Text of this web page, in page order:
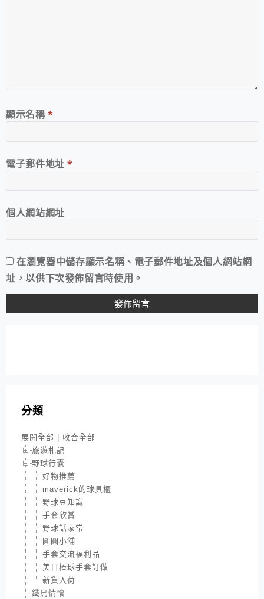
顯示名稱*
電子郵件地址*
個人網站網址
在瀏覽器中儲存顯示名稱、電子郵件地址及個人網站網
址，以供下次發佈留言時使用。
分類
展開全部 | 收合全部
旅遊札記
野球行囊
好物推薦
maverick的球具櫃
野球豆知識
手套欣賞
野球話家常
圓圓小舖
手套交流福利品
美日棒球手套訂做
新貨入荷
鐵鳥情懷